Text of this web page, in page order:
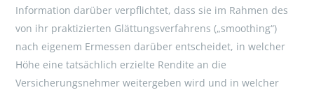
Information darüber verpflichtet, dass sie im Rahmen des
von ihr praktizierten Glättungsverfahrens („smoothing“)
nach eigenem Ermessen darüber entscheidet, in welcher
Höhe eine tatsächlich erzielte Rendite an die
Versicherungsnehmer weitergeben wird und in welcher